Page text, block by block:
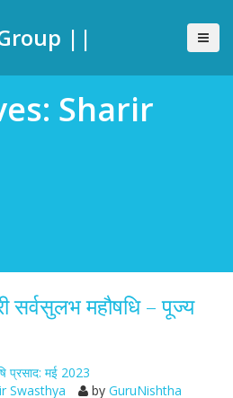
||
Sharir
सर्वसुलभ महौषधि – पूज्य
प्रसाद: मई 2023
Swasthya by GuruNishtha